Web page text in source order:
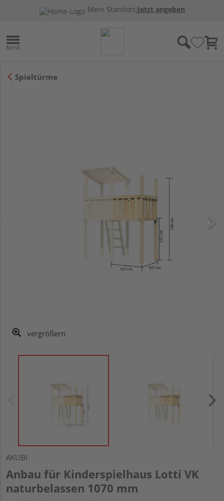
Mein Standort:Jetzt angeben
Spieltürme
vergrößern
AKUBI
Anbau für Kinderspielhaus Lotti VK
naturbelassen 1070 mm